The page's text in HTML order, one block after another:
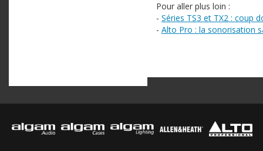
Pour aller plus loin :
- Séries TS3 et TX2 : coup
- Alto Pro : la sonorisation